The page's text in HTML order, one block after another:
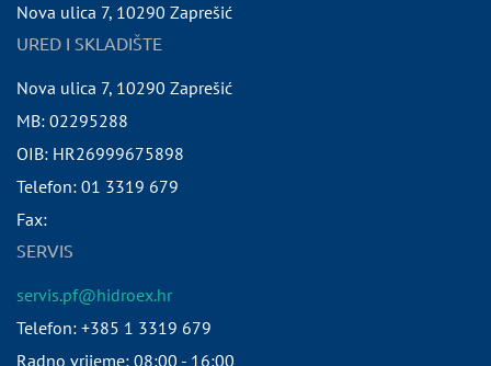
Nova ulica 7, 10290 Zaprešić
URED I SKLADIŠTE
Nova ulica 7, 10290 Zaprešić
MB: 02295288
OIB: HR26999675898
Telefon: 01 3319 679
Fax:
SERVIS
servis.pf@hidroex.hr
Telefon: +385 1 3319 679
Radno vrijeme: 08:00 - 16:00